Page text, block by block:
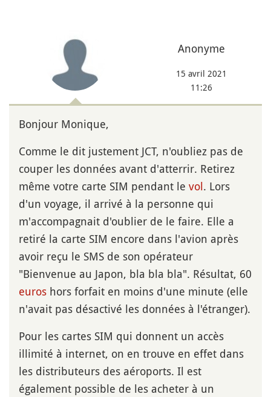
Anonyme
15 avril 2021
11:26
Bonjour Monique,
Comme le dit justement JCT, n'oubliez pas de
couper les données avant d'atterrir. Retirez
même votre carte SIM pendant le vol. Lors
d'un voyage, il arrivé à la personne qui
m'accompagnait d'oublier de le faire. Elle a
retiré la carte SIM encore dans l'avion après
avoir reçu le SMS de son opérateur
"Bienvenue au Japon, bla bla bla". Résultat, 60
euros hors forfait en moins d'une minute (elle
n'avait pas désactivé les données à l'étranger).
Pour les cartes SIM qui donnent un accès
illimité à internet, on en trouve en effet dans
les distributeurs des aéroports. Il est
également possible de les acheter à un